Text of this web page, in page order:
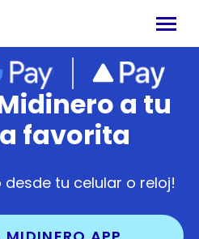
a tu
favorita
desde tu celular o reloj!